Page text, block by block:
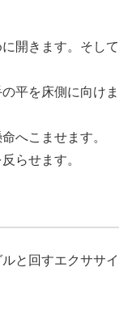
開きます。そして
平を床側に向けま
へこませます。
らせます。
と回すエクササイ